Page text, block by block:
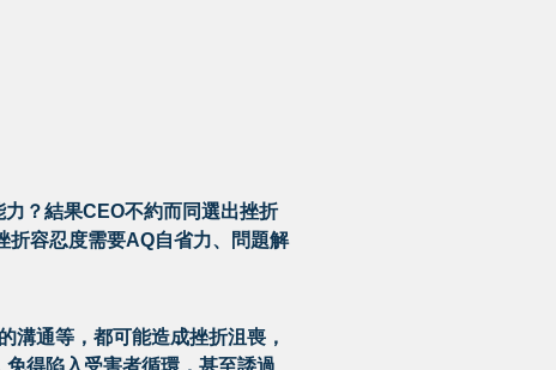
？結果CEO不約而同選出挫折
折容忍度需要AQ自省力、問題解
溝通等，都可能造成挫折沮喪，
得陷入受害者循環，甚至諉過